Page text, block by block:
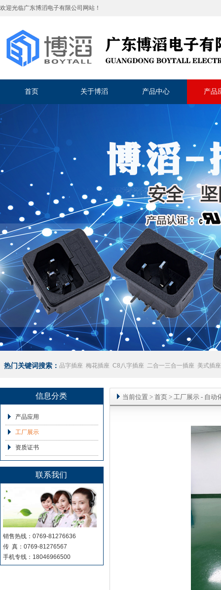
欢迎光临广东博滔电子有限公司 网站！
首页 关于博滔 产品中心 产品
热门关键词搜索： 品字插座 梅花插座 C8八字插座 二合一三合一插座 美式插座
信息分类
产品应用
工厂展示
资质证书
联系我们
销售热线：0769-81276636
传 真：0769-81276567
手机专线：18046966500
当前位置 > 首页 > 工厂展示 - 自动